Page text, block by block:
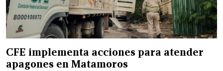
CFE implementa acciones para atender
apagones en Matamoros